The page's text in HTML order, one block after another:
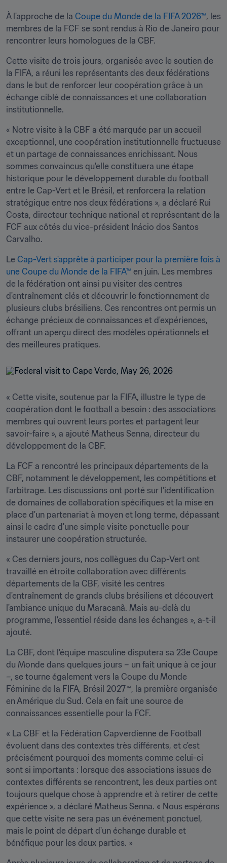
À l'approche de la Coupe du Monde de la FIFA 2026™, les
membres de la FCF se sont rendus à Rio de Janeiro pour
rencontrer leurs homologues de la CBF.
Cette visite de trois jours, organisée avec le soutien de
la FIFA, a réuni les représentants des deux fédérations
dans le but de renforcer leur coopération grâce à un
échange ciblé de connaissances et une collaboration
institutionnelle.
« Notre visite à la CBF a été marquée par un accueil
exceptionnel, une coopération institutionnelle fructueuse
et un partage de connaissances enrichissant. Nous
sommes convaincus qu'elle constituera une étape
historique pour le développement durable du football
entre le Cap-Vert et le Brésil, et renforcera la relation
stratégique entre nos deux fédérations », a déclaré Rui
Costa, directeur technique national et représentant de la
FCF aux côtés du vice-président Inácio dos Santos
Carvalho.
Le Cap-Vert s'apprête à participer pour la première fois à
une Coupe du Monde de la FIFA™ en juin. Les membres
de la fédération ont ainsi pu visiter des centres
d'entraînement clés et découvrir le fonctionnement de
plusieurs clubs brésiliens. Ces rencontres ont permis un
échange précieux de connaissances et d'expériences,
offrant un aperçu direct des modèles opérationnels et
des meilleures pratiques.
« Cette visite, soutenue par la FIFA, illustre le type de
coopération dont le football a besoin : des associations
membres qui ouvrent leurs portes et partagent leur
savoir-faire », a ajouté Matheus Senna, directeur du
développement de la CBF.
La FCF a rencontré les principaux départements de la
CBF, notamment le développement, les compétitions et
l'arbitrage. Les discussions ont porté sur l'identification
de domaines de collaboration spécifiques et la mise en
place d'un partenariat à moyen et long terme, dépassant
ainsi le cadre d'une simple visite ponctuelle pour
instaurer une coopération structurée.
« Ces derniers jours, nos collègues du Cap-Vert ont
travaillé en étroite collaboration avec différents
départements de la CBF, visité les centres
d'entraînement de grands clubs brésiliens et découvert
l'ambiance unique du Maracanã. Mais au-delà du
programme, l'essentiel réside dans les échanges », a-t-il
ajouté.
La CBF, dont l'équipe masculine disputera sa 23e Coupe
du Monde dans quelques jours – un fait unique à ce jour
–, se tourne également vers la Coupe du Monde
Féminine de la FIFA, Brésil 2027™, la première organisée
en Amérique du Sud. Cela en fait une source de
connaissances essentielle pour la FCF.
« La CBF et la Fédération Capverdienne de Football
évoluent dans des contextes très différents, et c'est
précisément pourquoi des moments comme celui-ci
sont si importants : lorsque des associations issues de
contextes différents se rencontrent, les deux parties ont
toujours quelque chose à apprendre et à retirer de cette
expérience », a déclaré Matheus Senna. « Nous espérons
que cette visite ne sera pas un événement ponctuel,
mais le point de départ d'un échange durable et
bénéfique pour les deux parties. »